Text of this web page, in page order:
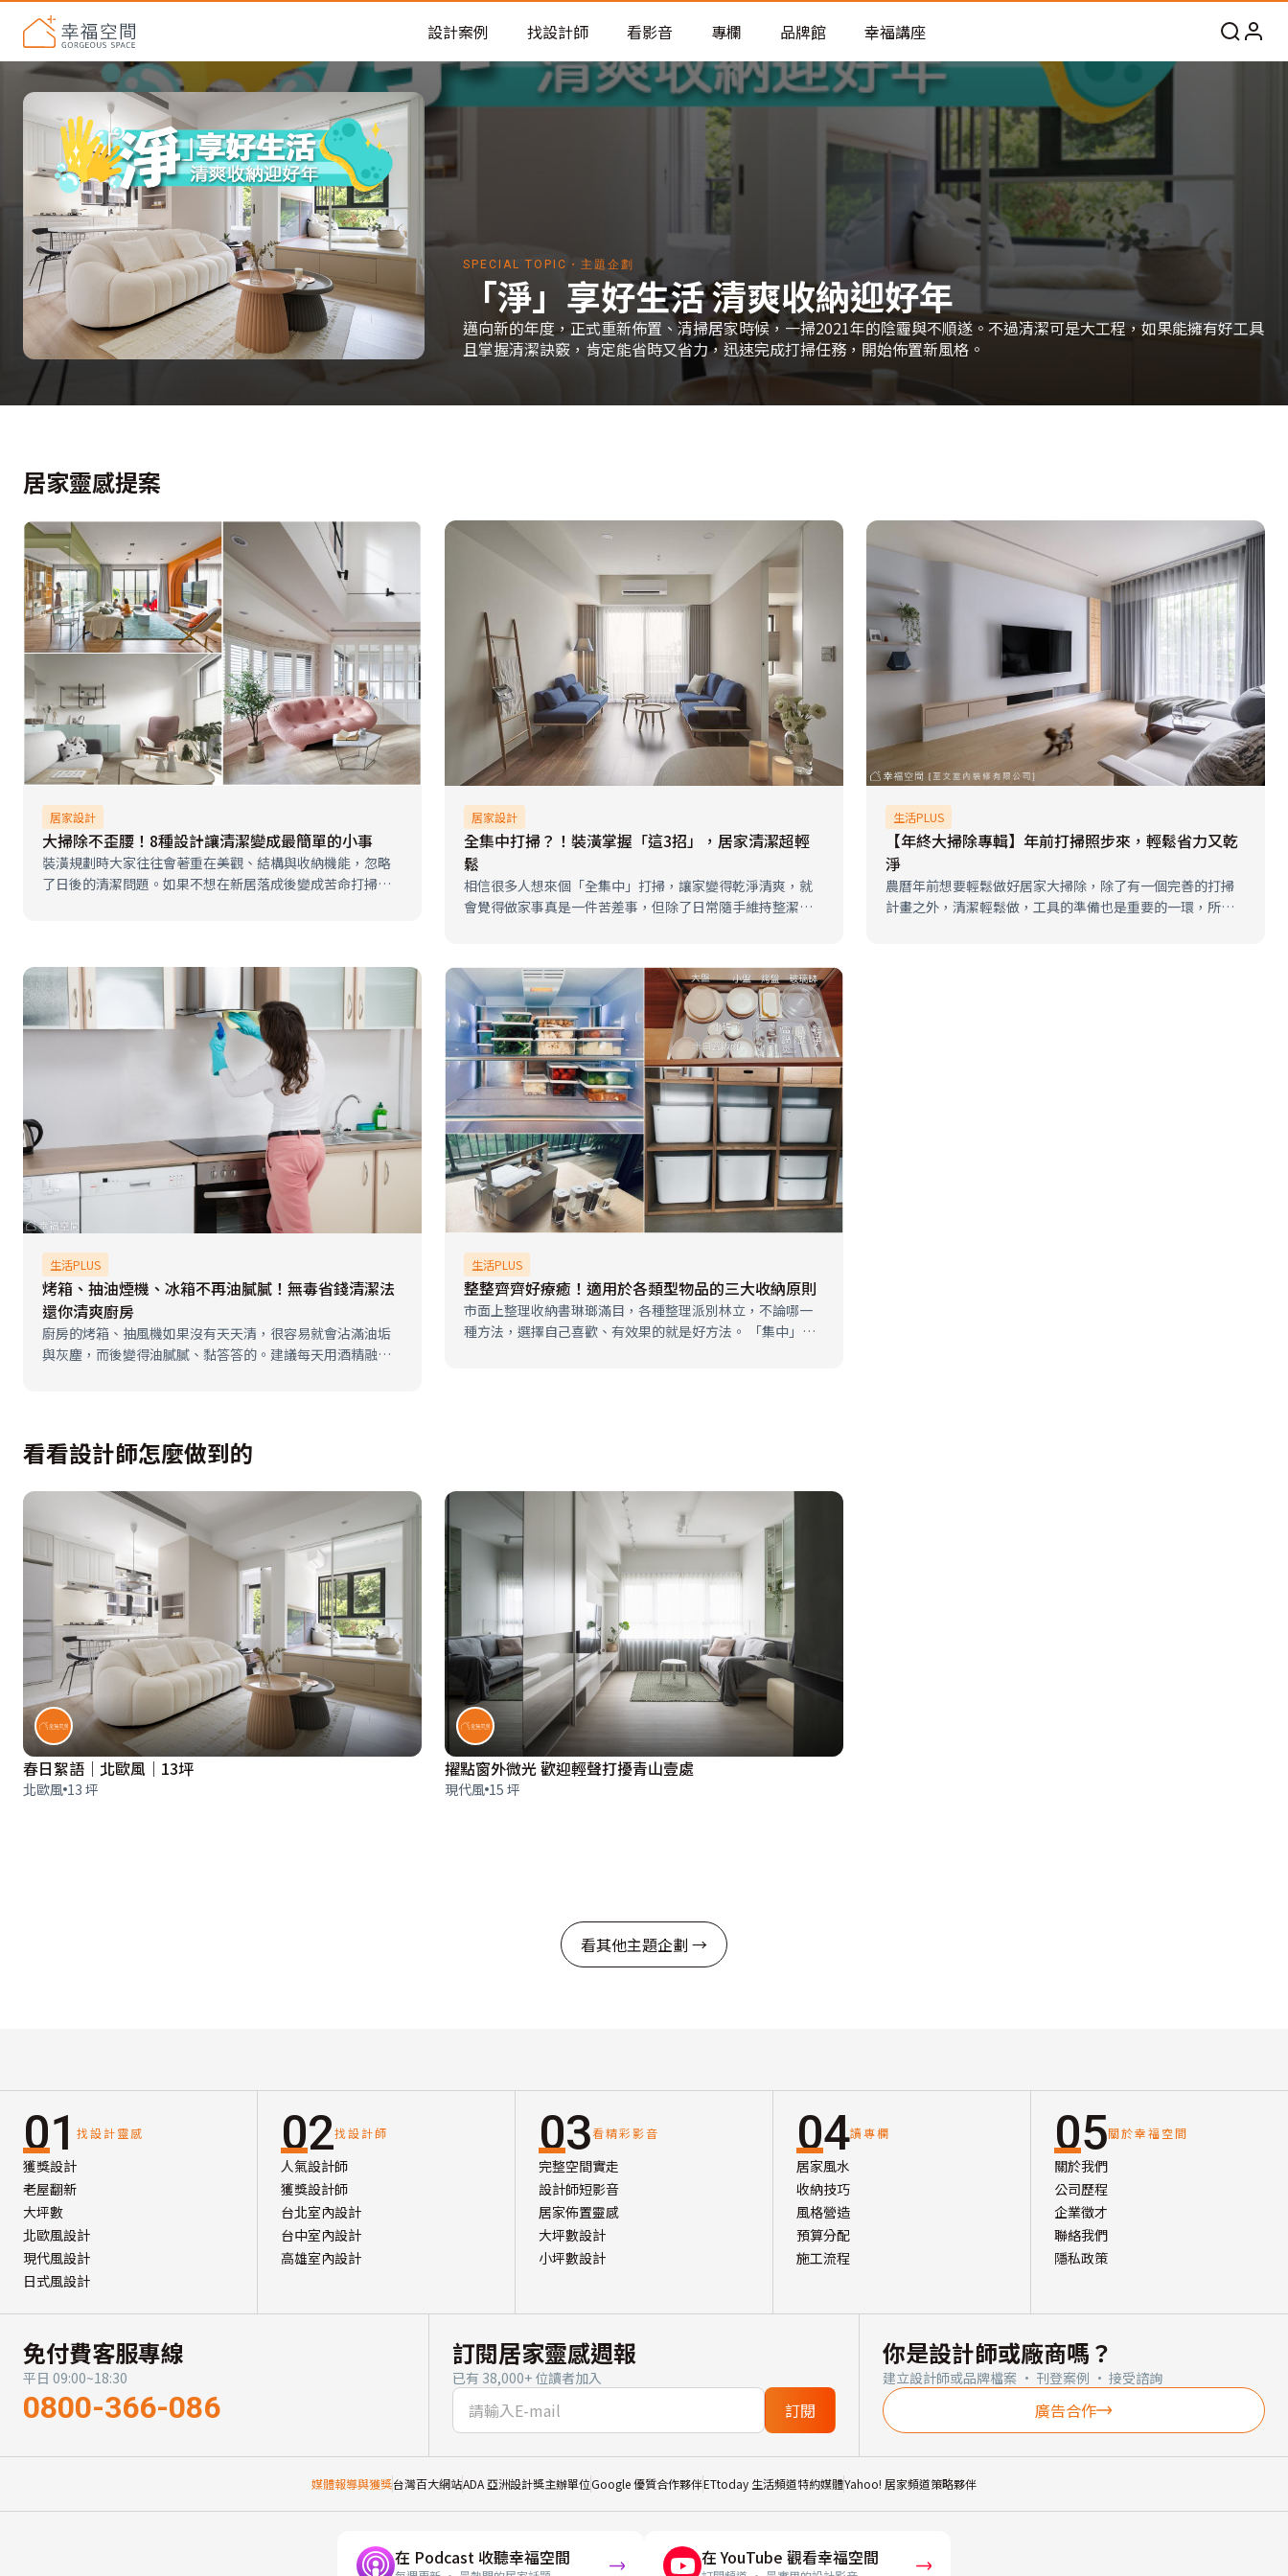
老屋預算分配與高 CP 值煥新術
設計案例 找設計師 看影音 專欄 品牌館 幸福講座
SPECIAL TOPIC・主題企劃
「淨」享好生活 清爽收納迎好年
邁向新的年度，正式重新佈置、清掃居家時候，一掃2021年的陰霾與不順遂。不過清潔可是大工程，如果能擁有好工具
且掌握清潔訣竅，肯定能省時又省力，迅速完成打掃任務，開始佈置新風格。
居家靈感提案
居家設計
大掃除不歪腰！8種設計讓清潔變成最簡單的小事
裝潢規劃時大家往往會著重在美觀、結構與收納機能，忽略
了日後的清潔問題。如果不想在新居落成後變成苦命打掃的
居家設計
全集中打掃？！裝潢掌握「這3招」，居家清潔超輕
鬆
相信很多人想來個「全集中」打掃，讓家變得乾淨清爽，就
會覺得做家事真是一件苦差事，但除了日常隨手維持整潔能
記得！
生活PLUS
【年終大掃除專輯】年前打掃照步來，輕鬆省力又乾
淨
農曆年前想要輕鬆做好居家大掃除，除了有一個完善的打掃
計畫之外，清潔輕鬆做，工具的準備也是重要的一環，所謂
生活PLUS
烤箱、抽油煙機、冰箱不再油膩膩！無毒省錢清潔法
還你清爽廚房
廚房的烤箱、抽風機如果沒有天天清，很容易就會沾滿油垢
與灰塵，而後變得油膩膩、黏答答的。建議每天用酒精融化
生活PLUS
整整齊齊好療癒！適用於各類型物品的三大收納原則
市面上整理收納書琳瑯滿目，各種整理派別林立，不論哪一
種方法，選擇自己喜歡、有效果的就是好方法。 「集中」、
看看設計師怎麼做到的
春日絮語｜北歐風｜13坪
北歐風 13 坪
擢點窗外微光 歡迎輕聲打擾青山壹處
現代風 15 坪
看其他主題企劃 →
01 找設計靈感
獲獎設計
老屋翻新
大坪數
北歐風設計
現代風設計
日式風設計
02找設計師
人氣設計師
獲獎設計師
台北室內設計
台中室內設計
高雄室內設計
03看精彩影音
完整空間實走
設計師短影音
居家佈置靈感
大坪數設計
小坪數設計
04讀專欄
居家風水
收納技巧
風格營造
預算分配
施工流程
05關於幸福空間
關於我們
公司歷程
企業徵才
聯絡我們
隱私政策
免付費客服專線
平日 09:00~18:30
0800-366-086
訂閱居家靈感週報
已有 38,000+ 位讀者加入
訂閱
你是設計師或廠商嗎？
建立設計師或品牌檔案 · 刊登案例 · 接受諮詢
廣告合作
媒體報導與獲獎台灣百大網站ADA 亞洲設計獎主辦單位Google 優質合作夥伴ETtoday 生活頻道特約媒體Yahoo! 居家頻道策略夥伴
在 Podcast 收聽幸福空間 在 YouTube 觀看幸福空間